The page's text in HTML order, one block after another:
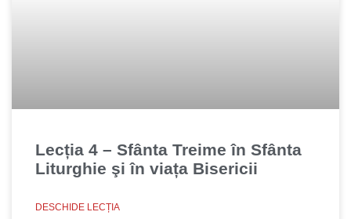
Lecția 4 – Sfânta Treime în Sfânta
Liturghie şi în viața Bisericii
DESCHIDE LECȚIA